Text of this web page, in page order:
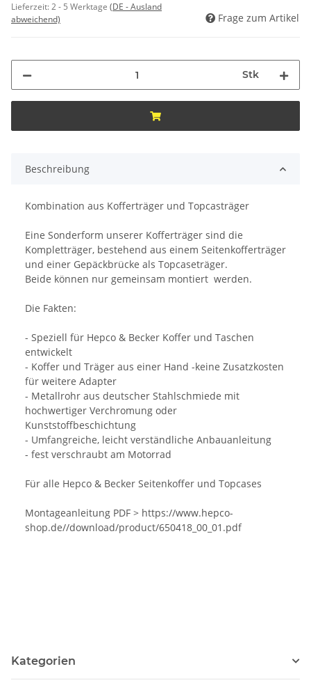
Lieferzeit:2 - 5 Werktage (DE - Ausland
abweichend)
Frage zum Artikel
Stk
Beschreibung
Kombination aus Kofferträger und Topcasträger
Eine Sonderform unserer Kofferträger sind die
Kompletträger, bestehend aus einem Seitenkofferträger
und einer Gepäckbrücke als Topcaseträger.
Beide können nur gemeinsam montiert werden.
Die Fakten:
- Speziell für Hepco & Becker Koffer und Taschen
entwickelt
- Koffer und Träger aus einer Hand -keine Zusatzkosten
für weitere Adapter
- Metallrohr aus deutscher Stahlschmiede mit
hochwertiger Verchromung oder
Kunststoffbeschichtung
- Umfangreiche, leicht verständliche Anbauanleitung
- fest verschraubt am Motorrad
Für alle Hepco & Becker Seitenkoffer und Topcases
Montageanleitung PDF > https://www.hepco-
shop.de//download/product/650418_00_01.pdf
Kategorien